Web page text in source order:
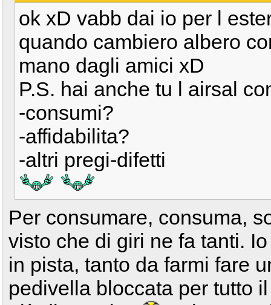
ok xD vabb dai io per l
quando cambiero albero
mano dagli amici xD
P.S. hai anche tu l airsal
-consumi?
-affidabilita?
-altri pregi-difetti
Per consumare, consuma,
visto che di giri ne fa tanti.
in pista, tanto da farmi fare
pedivella bloccata per tutto